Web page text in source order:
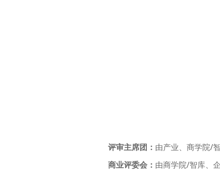
评审主席团： 由产业、商学院/
商业评委会： 由商学院/智库、